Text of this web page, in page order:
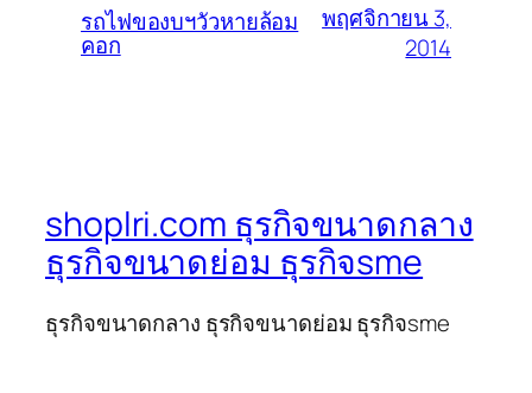
รถไฟของบฯวัวหายล้อม
คอก
พฤศจิกายน 3,
2014
shoplri.com ธุรกิจขนาดกลาง
ธุรกิจขนาดย่อม ธุรกิจsme
ธุรกิจขนาดกลาง ธุรกิจขนาดย่อม ธุรกิจsme